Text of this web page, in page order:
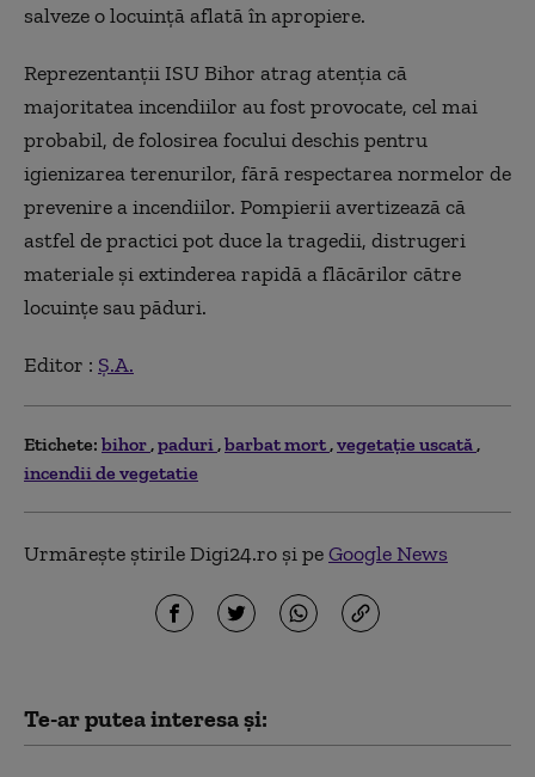
salveze o locuinţă aflată în apropiere.
Reprezentanţii ISU Bihor atrag atenţia că
majoritatea incendiilor au fost provocate, cel mai
probabil, de folosirea focului deschis pentru
igienizarea terenurilor, fără respectarea normelor de
prevenire a incendiilor. Pompierii avertizează că
astfel de practici pot duce la tragedii, distrugeri
materiale şi extinderea rapidă a flăcărilor către
locuinţe sau păduri.
Editor : Ș.A.
Etichete: bihor paduri barbat mort vegetaţie uscată
incendii de vegetatie
Urmărește știrile Digi24.ro și peGoogle News
Te-ar putea interesa și: